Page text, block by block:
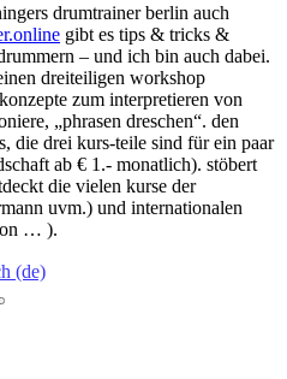
drumtrainer berlin auch
gibt es tips & tricks &
– und ich bin auch dabei.
dreiteiligen workshop
zum interpretieren von
„phrasen dreschen“. den
die drei kurs-teile sind für ein paar
ab € 1.- monatlich). stöbert
die vielen kurse der
uvm.) und internationalen
… ).